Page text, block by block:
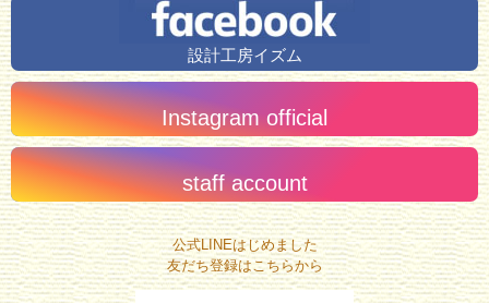
設計工房イズム
Instagram official
staff account
公式LINEはじめました
友だち登録はこちらから